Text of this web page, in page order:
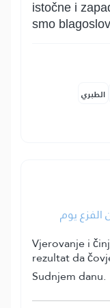
istočne i
smo
الطبري
الفزع يوم
Vjerovanje i
rezultat da
Sudnjem danu.